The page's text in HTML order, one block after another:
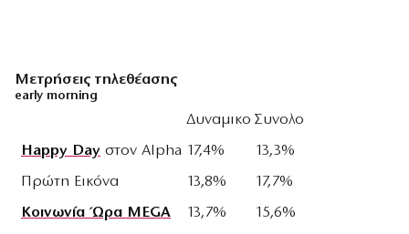
Μετρήσεις τηλεθέασης
early morning
Δυναμικο Συνολο
Happy Day στον Alpha 17,4%
13,3%
Πρώτη Εικόνα
13,8%
17,7%
Κοινωνία Ώρα MEGA
13,7%
15,6%